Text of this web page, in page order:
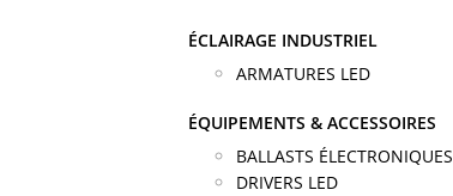
ÉCLAIRAGE INDUSTRIEL
ARMATURES LED
ÉQUIPEMENTS & ACCESSOIRES
BALLASTS ÉLECTRONIQUES
DRIVERS LED